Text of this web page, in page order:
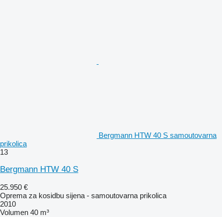
Bergmann HTW 40 S samoutovarna
prikolica
13
Bergmann HTW 40 S
25.950 €
Oprema za kosidbu sijena - samoutovarna prikolica
2010
Volumen 40 m³